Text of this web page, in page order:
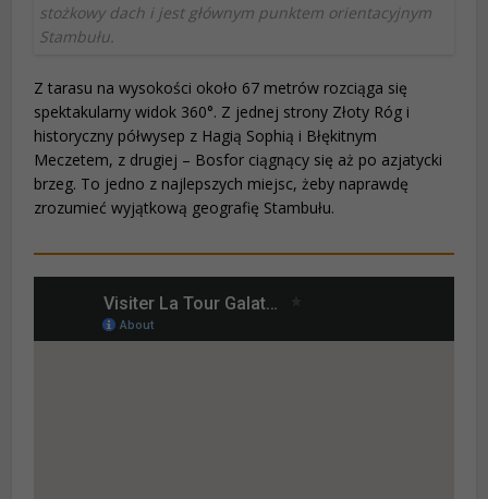
stożkowy dach i jest głównym punktem orientacyjnym
Stambułu.
Z tarasu na wysokości około 67 metrów rozciąga się
spektakularny widok 360°. Z jednej strony Złoty Róg i
historyczny półwysep z Hagią Sophią i Błękitnym
Meczetem, z drugiej – Bosfor ciągnący się aż po azjatycki
brzeg. To jedno z najlepszych miejsc, żeby naprawdę
zrozumieć wyjątkową geografię Stambułu.